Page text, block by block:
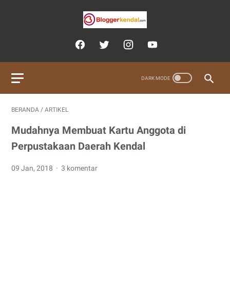
BERANDA / ARTIKEL
Mudahnya Membuat Kartu Anggota di
Perpustakaan Daerah Kendal
09 Jan, 2018 3 komentar